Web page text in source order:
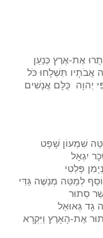
אֶת-אֶרֶץ כְּנַעַן
אֲבֹתָיו תִּשְׁלָחוּ כֹּל
יְהוָה כֻּלָּם אֲנָשִׁים
שִׁמְעוֹן שָׁפָט
יִגְאָל
פַּלְטִי
לְמַטֵּה מְנַשֶּׁה גַּדִּי
סְתוּר
גָד גְּאוּאֵל
אֶת-הָאָרֶץ וַיִּקְרָא